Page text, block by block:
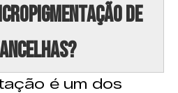
de
é um dos